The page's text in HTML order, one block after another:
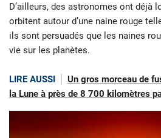
D’ailleurs, des astronomes ont déjà
orbitent autour d’une naine rouge
ils sont persuadés que les naines
vie sur les planètes.
LIRE AUSSI
Un gros morceau de
la Lune à près de 8 700 kilomètres